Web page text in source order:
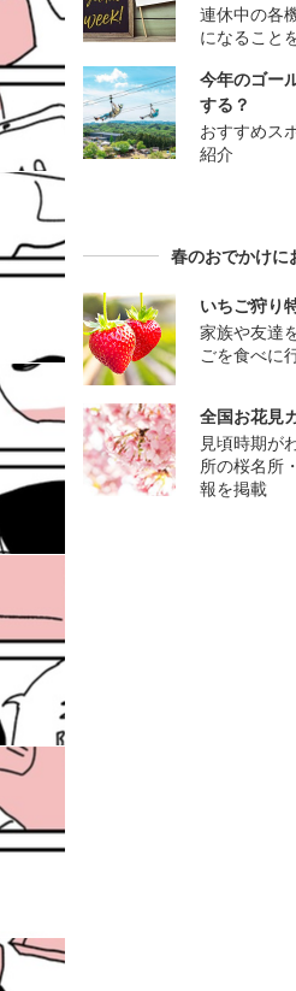
連休中の各
になること
今年のゴー
する？
おすすめス
紹介
春のおでかけに
いちご狩り
家族や友達
ごを食べに
全国お花見
見頃時期が
所の桜名所
報を掲載